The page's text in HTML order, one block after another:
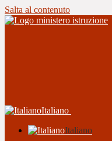
Salta al contenuto
Italiano
Italiano